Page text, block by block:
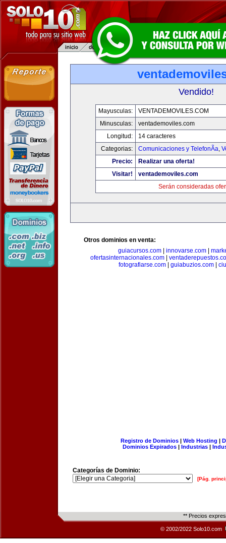
Vendido!
Mayusculas:
VENTADEMOVILES.COM
Minusculas:
ventademoviles.com
Longitud:
14 caracteres
Categorias:
Comunicaciones y TelefonÃ­a,
Precio:
Realizar una oferta!
Visitar!
ventademoviles.com
Serán consideradas
Otros dominios en venta:
guiacursos.com| innovarse.com|
ofertasinternacionales.com|
fotografiarse.com| guiabuzios.com|
Registro de Dominios| Web Hosting |
Dominios Expirados | Industrias |
Categorías de Dominio:
[Pág.
** Precios
© 2002/2022 Solo10.com